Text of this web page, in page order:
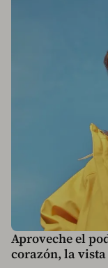
Aproveche el
corazón, la